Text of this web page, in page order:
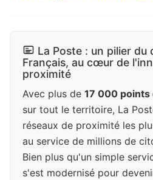
La Poste : un pilier du
Français, au cœur de
proximité
Avec plus de 17 000 points
sur tout le territoire, La
réseaux de proximité les
au service de millions de
Bien plus qu'un simple
s'est modernisé pour